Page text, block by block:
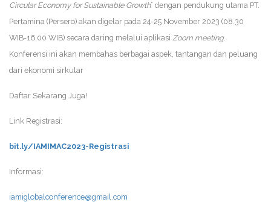
Circular Economy for Sustainable Growth” dengan pendukung utama PT.
Pertamina (Persero) akan digelar pada 24-25 November 2023 (08.30
WIB-16.00 WIB) secara daring melalui aplikasi Zoom meeting.
Konferensi ini akan membahas berbagai aspek, tantangan dan peluang
dari ekonomi sirkular
Daftar Sekarang Juga!
Link Registrasi:
bit.ly/IAMIMAC2023-Registrasi
Informasi:
iamiglobalconference@gmail.com